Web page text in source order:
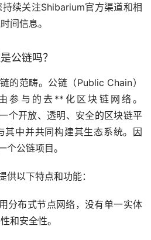
续关注Shibarium官方渠道和相
间信息。
是公链吗？
的范畴。公链（Public Chain）
参与的去**化 区块链网络。
个开放、透明、安全的区块链平
其中并共同构建其生态系统。因
公链项目。
以下特点和功能：
分布式节点网络，没有单一实体
和安全性。